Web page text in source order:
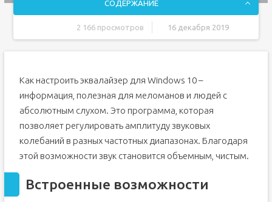
СОДЕРЖАНИЕ
2 166 просмотров 16 декабря 2019
Стороннее программное обеспечение
Winamp
Equalizer APO
Комментарии (8)
Встроенный Эквалайзер Windows 10
Как настроить эквалайзер для Windows 10 –
информация, полезная для меломанов и людей с
абсолютным слухом. Это программа, которая
позволяет регулировать амплитуду звуковых
колебаний в разных частотных диапазонах. Благодаря
этой возможности звук становится объемным, чистым.
Встроенные возможности